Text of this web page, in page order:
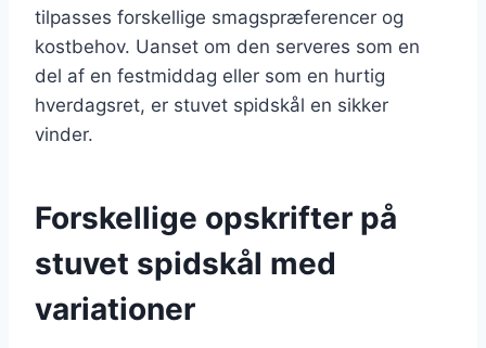
tilpasses forskellige smagspræferencer og
kostbehov. Uanset om den serveres som en
del af en festmiddag eller som en hurtig
hverdagsret, er stuvet spidskål en sikker
vinder.
Forskellige opskrifter på
stuvet spidskål med
variationer